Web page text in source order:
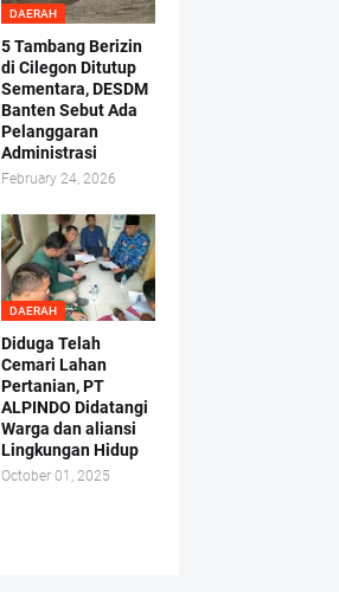
DAERAH
5 Tambang Berizin
di Cilegon Ditutup
Sementara, DESDM
Banten Sebut Ada
Pelanggaran
Administrasi
February 24, 2026
DAERAH
Diduga Telah
Cemari Lahan
Pertanian, PT
ALPINDO Didatangi
Warga dan aliansi
Lingkungan Hidup
October 01, 2025